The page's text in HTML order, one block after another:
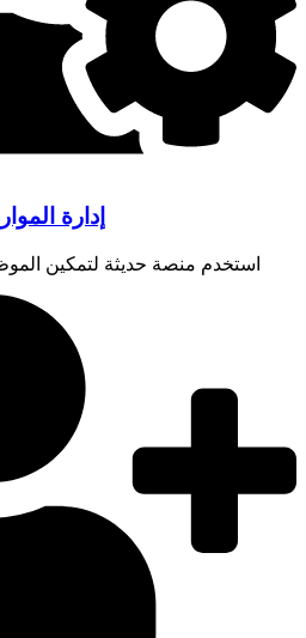
إدارة
استخدم منصة حديثة لتمكين